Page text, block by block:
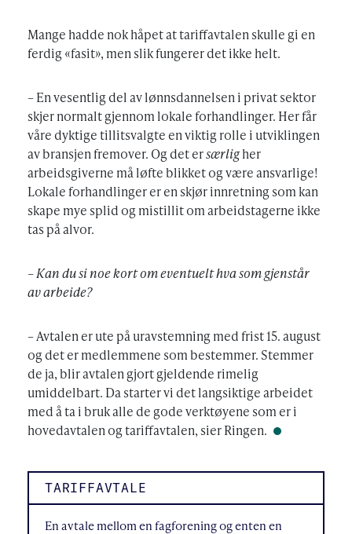
Mange hadde nok håpet at tariffavtalen skulle gi en
ferdig «fasit», men slik fungerer det ikke helt.
– En vesentlig del av lønnsdannelsen i privat sektor
skjer normalt gjennom lokale forhandlinger. Her får
våre dyktige tillitsvalgte en viktig rolle i utviklingen
av bransjen fremover. Og det ersærligher
arbeidsgiverne må løfte blikket og være ansvarlige!
Lokale forhandlinger er en skjør innretning som kan
skape mye splid og mistillit om arbeidstagerne ikke
tas på alvor.
– Kan du si noe kort om eventuelt hva som gjenstår
av arbeide?
– Avtalen er ute på uravstemning med frist 15. august
og det er medlemmene som bestemmer. Stemmer
de ja, blir avtalen gjort gjeldende rimelig
umiddelbart. Da starter vi det langsiktige arbeidet
med å ta i bruk alle de gode verktøyene som er i
hovedavtalen og tariffavtalen, sier Ringen.
TARIFFAVTALE
En avtale mellom en fagforening og enten en